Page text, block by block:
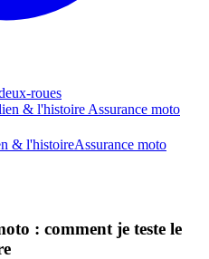
roues
& l'histoire Assurance moto
& l'histoireAssurance moto
: comment je teste le